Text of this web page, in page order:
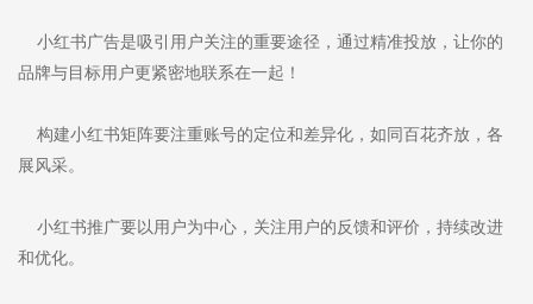
小红书广告是吸引用户关注的重要途径，通过精准投放，让你的
品牌与目标用户更紧密地联系在一起！
构建小红书矩阵要注重账号的定位和差异化，如同百花齐放，各
展风采。
小红书推广要以用户为中心，关注用户的反馈和评价，持续改进
和优化。